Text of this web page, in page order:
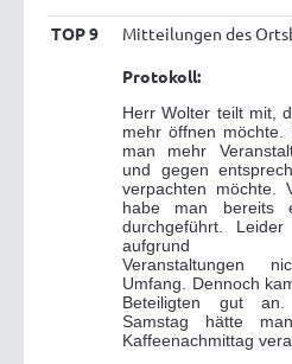
TOP 9
Mitteilungen des
Protokoll:
Herr Wolter teilt mit,
mehr öffnen möchte.
man mehr
und gegen
verpachten möchte.
habe man bereits
durchgeführt.
aufgrund
Veranstaltungen
Umfang. Dennoch
Beteiligten gut an.
Samstag hätte
Kaffeenachmittag